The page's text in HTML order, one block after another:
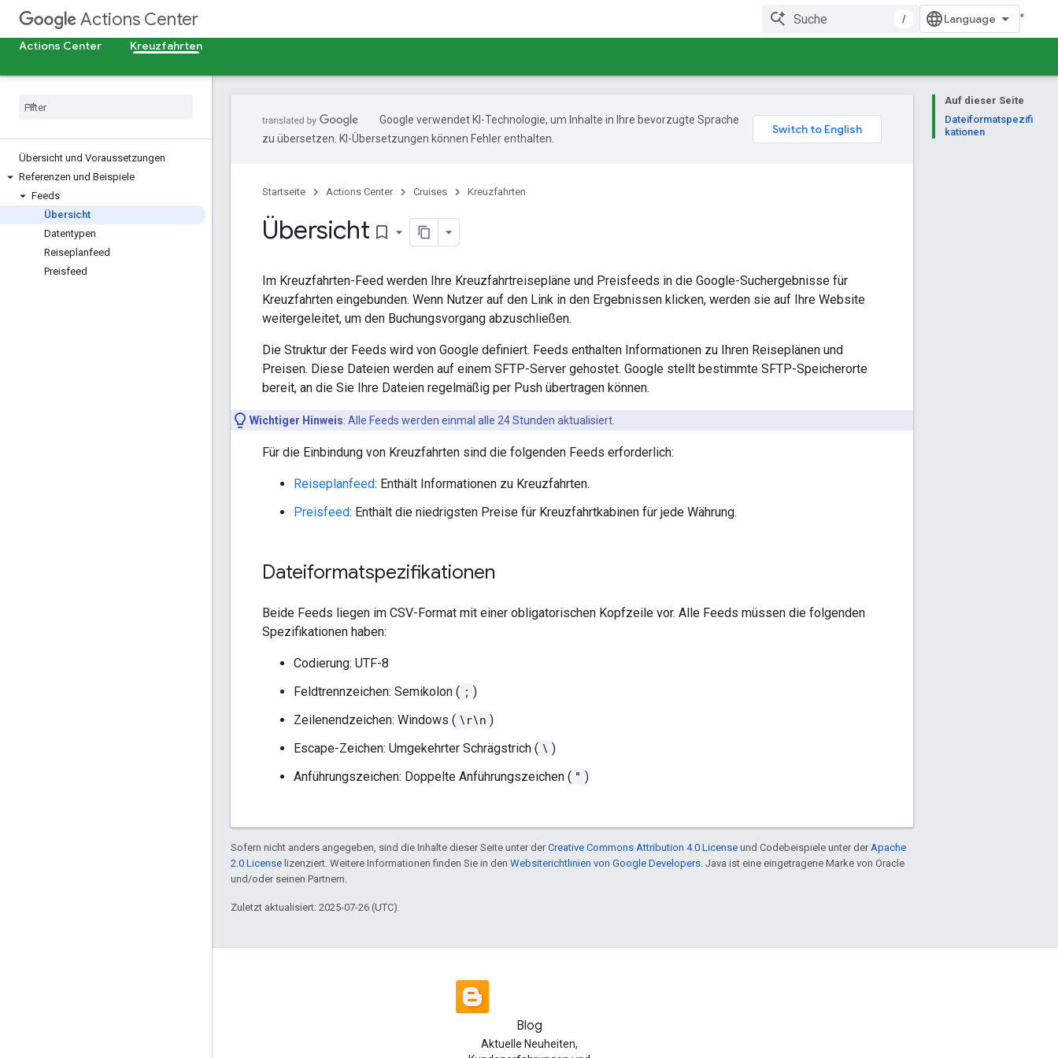
Actions Center
/
Actions Center
Kreuzfahrten
Übersicht und Voraussetzungen
Referenzen und Beispiele
Feeds
Übersicht
Datentypen
Reiseplanfeed
Preisfeed
Auf dieser Seite
Dateiformatspezifi
kationen
Google verwendet KI-Technologie, um Inhalte in Ihre bevorzugte Sprache
zu übersetzen. KI-Übersetzungen können Fehler enthalten.
Startseite Actions Center Cruises Kreuzfahrten
Übersicht bookmark_border
Im Kreuzfahrten-Feed werden Ihre Kreuzfahrtreisepläne und Preisfeeds in die Google-Suchergebnisse für
Kreuzfahrten eingebunden. Wenn Nutzer auf den Link in den Ergebnissen klicken, werden sie auf Ihre Website
weitergeleitet, um den Buchungsvorgang abzuschließen.
Die Struktur der Feeds wird von Google definiert. Feeds enthalten Informationen zu Ihren Reiseplänen und
Preisen. Diese Dateien werden auf einem SFTP-Server gehostet. Google stellt bestimmte SFTP-Speicherorte
bereit, an die Sie Ihre Dateien regelmäßig per Push übertragen können.
Wichtiger Hinweis: Alle Feeds werden einmal alle 24 Stunden aktualisiert.
Für die Einbindung von Kreuzfahrten sind die folgenden Feeds erforderlich:
Reiseplanfeed: Enthält Informationen zu Kreuzfahrten.
Preisfeed: Enthält die niedrigsten Preise für Kreuzfahrtkabinen für jede Währung.
Dateiformatspezifikationen
Beide Feeds liegen im CSV-Format mit einer obligatorischen Kopfzeile vor. Alle Feeds müssen die folgenden
Spezifikationen haben:
Codierung: UTF-8
Feldtrennzeichen: Semikolon ( ; )
Zeilenendzeichen: Windows ( \r\n )
Escape-Zeichen: Umgekehrter Schrägstrich ( \ )
Anführungszeichen: Doppelte Anführungszeichen ( " )
Sofern nicht anders angegeben, sind die Inhalte dieser Seite unter derCreative Commons Attribution 4.0 License und Codebeispiele unter der Apache
2.0 License lizenziert. Weitere Informationen finden Sie in den Websiterichtlinien von Google Developers . Java ist eine eingetragene Marke von Oracle
und/oder seinen Partnern.
Zuletzt aktualisiert: 2025-07-26 (UTC).
Blog
Aktuelle Neuheiten,